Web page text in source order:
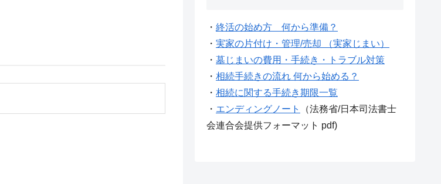
・ 終活の始め方 何から準備？
・ 実家の片付け・管理/売却 （実家じまい）
・ 墓じまいの費用・手続き・トラブル対策
・ 相続手続きの流れ 何から始める？
・ 相続に関する手続き期限一覧
・ エンディングノート
（法務省/日本司法書士
会連合会提供フォーマット pdf)